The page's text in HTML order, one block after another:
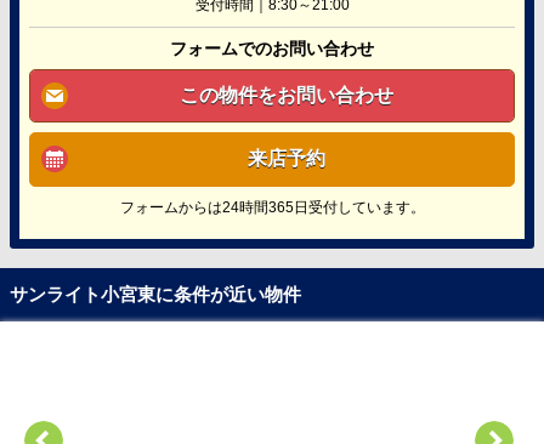
受付時間｜8:30～21:00
フォームでのお問い合わせ
この物件をお問い合わせ
来店予約
フォームからは24時間365日受付しています。
サンライト小宮東に条件が近い物件